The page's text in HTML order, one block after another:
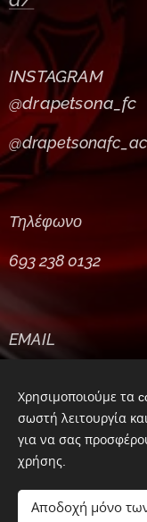
INSTAGRAM
@drapetsona_fc
Τηλέφωνο
693 238 0132
EMAIL
Χρησιμοποιούμε τα
σωστή λειτουργία
για να σας
χρήσης.
Αποδοχή μόνο